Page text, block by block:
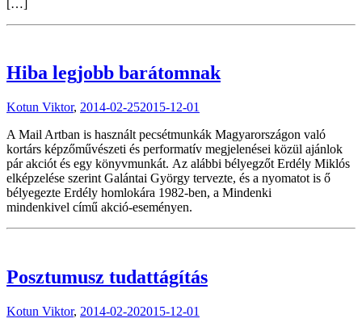
[…]
Hiba legjobb barátomnak
Kotun Viktor, 2014-02-252015-12-01
A Mail Artban is használt pecsétmunkák Magyarországon való
kortárs képzőművészeti és performatív megjelenései közül ajánlok
pár akciót és egy könyvmunkát. Az alábbi bélyegzőt Erdély Miklós
elképzelése szerint Galántai György tervezte, és a nyomatot is ő
bélyegezte Erdély homlokára 1982-ben, a Mindenki
mindenkivel című akció-eseményen.
Posztumusz tudattágítás
Kotun Viktor, 2014-02-202015-12-01